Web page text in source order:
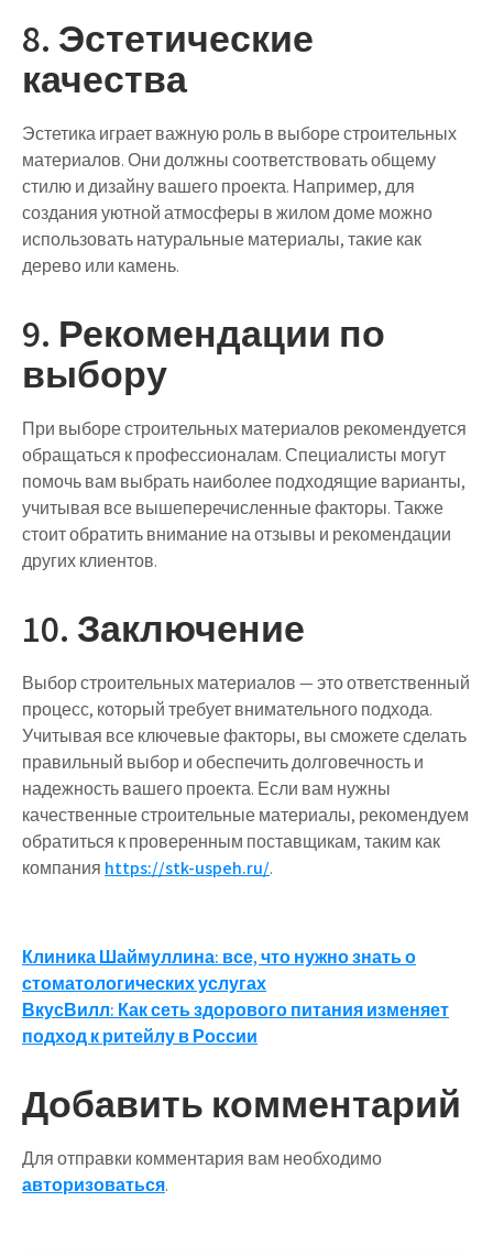
8. Эстетические
качества
Эстетика играет важную роль в выборе строительных
материалов. Они должны соответствовать общему
стилю и дизайну вашего проекта. Например, для
создания уютной атмосферы в жилом доме можно
использовать натуральные материалы, такие как
дерево или камень.
9. Рекомендации по
выбору
При выборе строительных материалов рекомендуется
обращаться к профессионалам. Специалисты могут
помочь вам выбрать наиболее подходящие варианты,
учитывая все вышеперечисленные факторы. Также
стоит обратить внимание на отзывы и рекомендации
других клиентов.
10. Заключение
Выбор строительных материалов — это ответственный
процесс, который требует внимательного подхода.
Учитывая все ключевые факторы, вы сможете сделать
правильный выбор и обеспечить долговечность и
надежность вашего проекта. Если вам нужны
качественные строительные материалы, рекомендуем
обратиться к проверенным поставщикам, таким как
компания https://stk-uspeh.ru/.
Навигация
по
записям
Клиника Шаймуллина: все, что нужно знать о
стоматологических услугах
ВкусВилл: Как сеть здорового питания изменяет
подход к ритейлу в России
Добавить комментарий
Для отправки комментария вам необходимо
авторизоваться.